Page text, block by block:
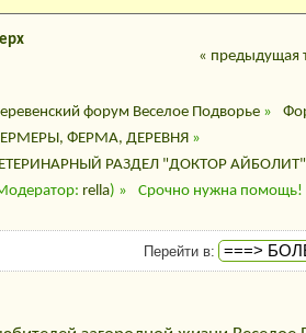
« предыдущая
форум Веселое Подворье»
ФЕРМА, ДЕРЕВНЯ»
РАЗДЕЛ "ДОКТОР АЙБОЛИТ"
rella) » Срочно нужна помощь!
Перейти в: